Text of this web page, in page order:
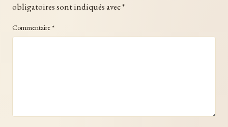
obligatoires sont indiqués avec*
Commentaire*